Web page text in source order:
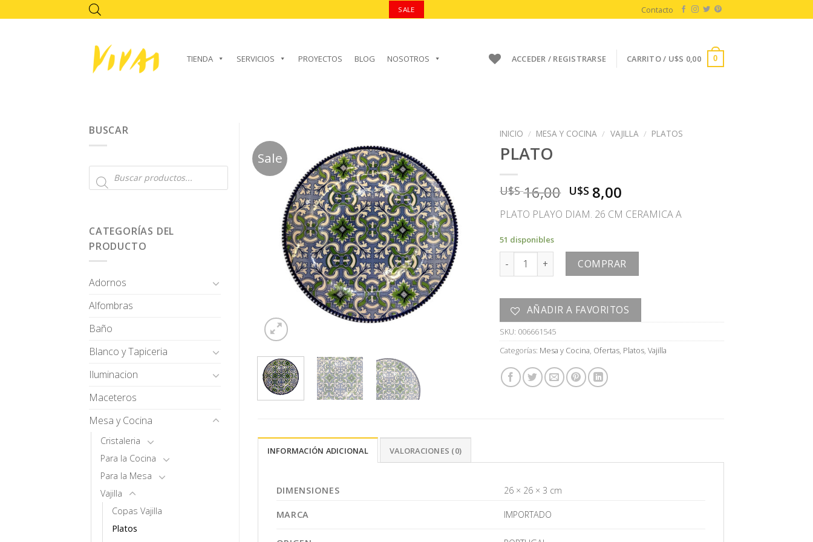
to
SALE Contacto
TIENDA SERVICIOS PROYECTOS BLOG NOSOTROS ACCEDER / REGISTRARSE CARRITO / U$S 0,00 0
BUSCAR
Búsqueda
de
CATEGORÍAS DEL
PRODUCTO
Adornos
Alfombras
Baño
Blanco y Tapiceria
Iluminacion
Maceteros
Mesa y Cocina
Cristaleria
Para la Cocina
Para la Mesa
Vajilla
Copas Vajilla
Platos
Sale
AÑADIR A
FAVORITOS
INICIO / MESA Y COCINA / VAJILLA / PLATOS
PLATO
U$S16,00 El
precio
original
U$S
16,00.
U$S 8,00
precio
actual
U$S
8,00.
PLATO PLAYO DIAM. 26 CM CERAMICA A
51 disponibles
PLATO cantidad COMPRAR
AÑADIR A FAVORITOS
SKU: 006661545
Categorías: Mesa y Cocina, Ofertas, Platos,Vajilla
INFORMACIÓN ADICIONAL VALORACIONES (0)
DIMENSIONES 26 × 26 × 3 cm
MARCA IMPORTADO